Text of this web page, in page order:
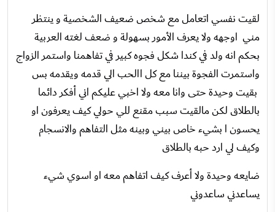
لقيت نفسي اتعامل مع شخص ضعيف الشخصية و ينتظر
مني اوجهه ولا يعرف الأمور بسهولة و ضعف لغته العربية
بحكم انه ولد في كندا شكل فجوه كبير في تفاهمنا واستمر الزواج
واستمرت الفجوة بيننا مع كل االحب الي قدمه ويقدمه بس
بقيت وحيدة حتى وانا معه ولا اخبي عليكم اني أفكر دائما
بالطلاق لكن مالقيت سبب مقنع للي حولي كيف يعرفون او
يحسون ا بشيء خاص بيني وبينه مثل التفاهم والانسجام
وكيف لي ارد حبه بالطلاق
ضايعه وحيدة ولا أعرف كيف اتفاهم معه او اسوي شيء
يساعدني ساعدوني